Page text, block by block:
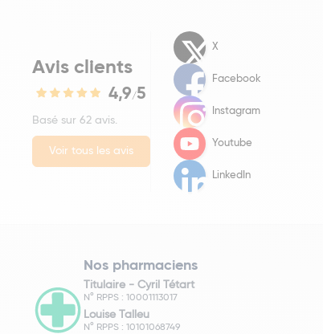
Avis clients
4,9/5
Basé sur 62 avis.
Voir tous les avis
X
Facebook
Instagram
Youtube
LinkedIn
Nos pharmaciens
Titulaire - Cyril Tétart
N° RPPS : 10001113017
Louise Talleu
N° RPPS : 10101068749